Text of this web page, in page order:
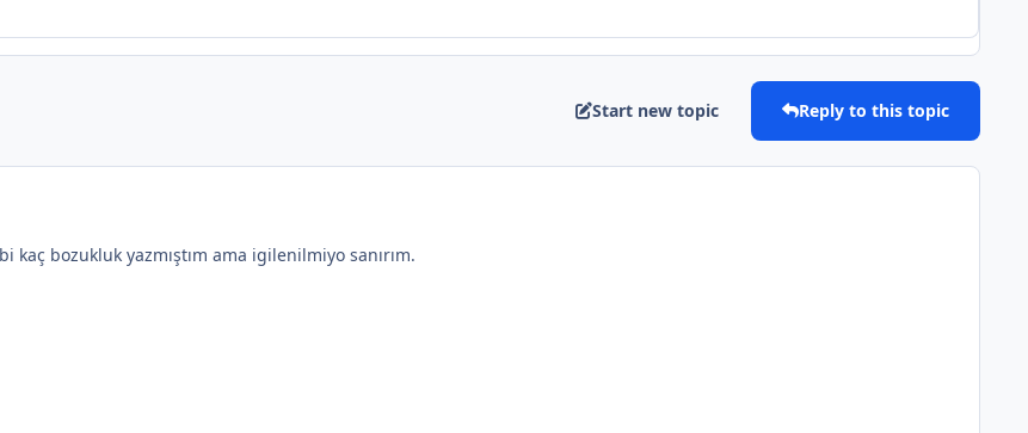
Start new topic Reply to this topic
kaç bozukluk yazmıştım ama igilenilmiyo sanırım.